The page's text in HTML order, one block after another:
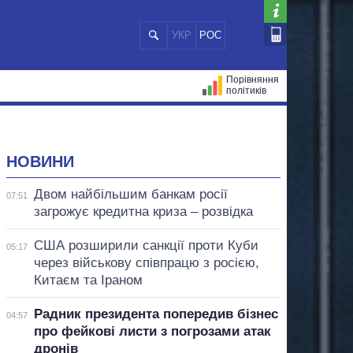
УКР РОС
Порівняння
політиків
НОВИНИ
07:51
Двом найбільшим банкам росії
загрожує кредитна криза – розвідка
05:17
США розширили санкції проти Куби
через військову співпрацю з росією,
Китаєм та Іраном
04:57
Радник президента попередив бізнес
про фейкові листи з погрозами атак
дронів